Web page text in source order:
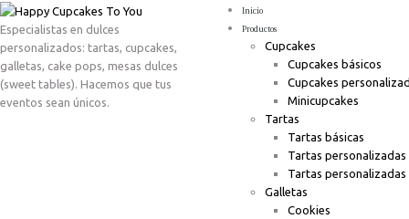
Especialistas en dulces
personalizados: tartas, cupcakes,
galletas, cake pops, mesas dulces
(sweet tables). Hacemos que tus
eventos sean únicos.
Inicio
Productos
Cupcakes
Cupcakes básicos
Cupcakes
Minicupcakes
Tartas
Tartas básicas
Tartas
Tartas personalizadas
Galletas
Cookies